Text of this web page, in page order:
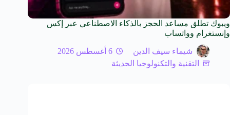
ويبوك تطلق مساعد الحجز بالذكاء الاصطناعي عبر إكس
وإنستغرام وواتساب
شيماء سيف الدين
6 أغسطس 2026
التقنية والتكنولوجيا الحديثة